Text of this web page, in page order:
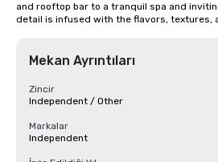
and rooftop bar to a tranquil spa and
detail is infused with the flavors, textures,
Mekan Ayrıntıları
Zincir
Independent / Other
Markalar
Independent